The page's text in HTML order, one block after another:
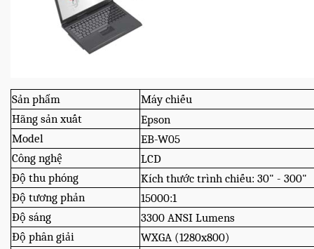
Sản phẩm
Máy chiếu
Hãng sản xuất
Epson
Model
EB-W05
Công nghệ
LCD
Độ thu phóng
Kích thước trình chiếu: 30" - 300"
Độ tương phản
15000:1
Độ sáng
3300 ANSI Lumens
Độ phân giải
WXGA (1280x800)